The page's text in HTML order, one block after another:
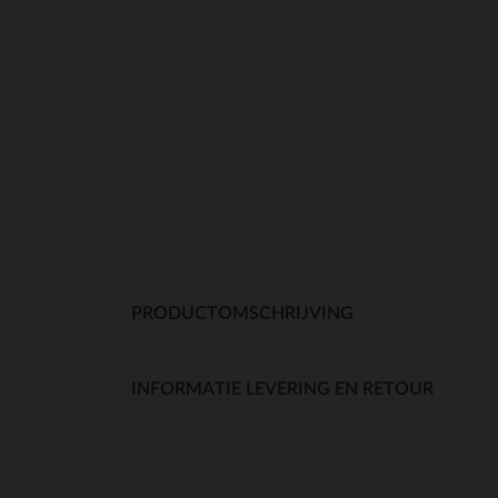
PRODUCTOMSCHRIJVING
INFORMATIE LEVERING EN RETOUR